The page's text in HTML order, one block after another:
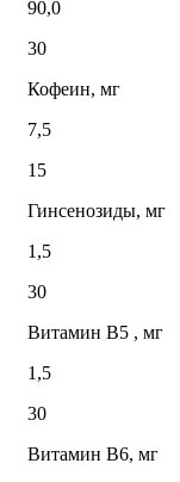
90,0
30
Кофеин, мг
7,5
15
Гинсенозиды, мг
1,5
30
Витамин В5 , мг
1,5
30
Витамин В6, мг